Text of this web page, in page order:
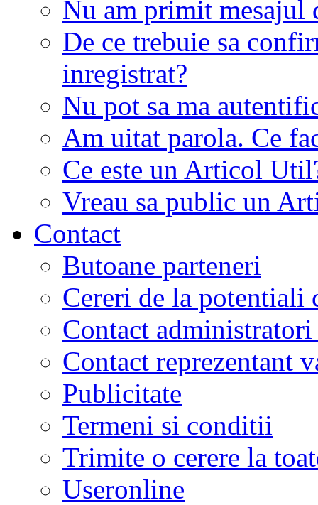
Nu am primit mesajul
De ce trebuie sa
inregistrat?
Nu pot sa ma
Am uitat parola. Ce
Ce este un Articol
Vreau sa public un
Contact
Butoane parteneri
Cereri de la potentiali
Contact
Contact reprezentant
Publicitate
Termeni si conditii
Trimite o cerere la
Useronline